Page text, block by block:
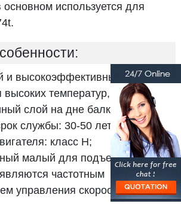
используется для
высокоэффективный;
температур,
слой на дне балки;
службы: 30-50 лет;
класс H;
малый для подъема ковша;
частотным
управления скоростью; ПЛК